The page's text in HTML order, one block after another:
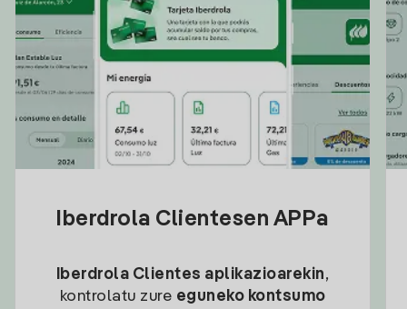
Iberdrola Clientesen APPa
Iberdrola Clientes aplikazioarekin,
kontrolatu zure eguneko kontsumo